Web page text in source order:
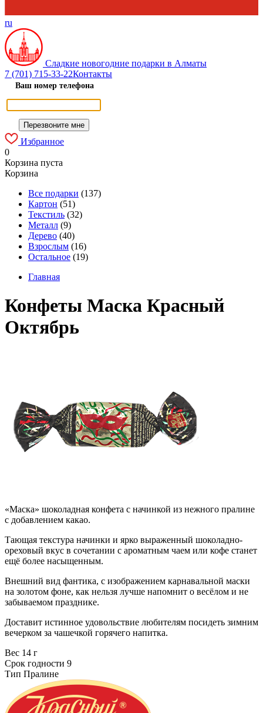
ru
Сладкие новогодние подарки в Алматы
7 (701) 715-33-22Контакты
Ваш номер телефона
Избранное
0
Корзина пуста
Корзина
Все подарки (137)
Картон (51)
Текстиль (32)
Металл (9)
Дерево (40)
Взрослым (16)
Остальное (19)
Главная
Конфеты Маска Красный
Октябрь
«Маска» шоколадная конфета с начинкой из нежного пралине
с добавлением какао.
Тающая текстура начинки и ярко выраженный шоколадно-
ореховый вкус в сочетании с ароматным чаем или кофе станет
ещё более насыщенным.
Внешний вид фантика, с изображением карнавальной маски
на золотом фоне, как нельзя лучше напомнит о весёлом и не
забываемом празднике.
Доставит истинное удовольствие любителям посидеть зимним
вечерком за чашечкой горячего напитка.
Вес 14 г
Срок годности 9
Тип Пралине